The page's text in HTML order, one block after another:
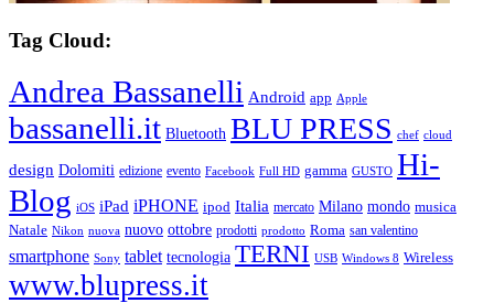
Tag Cloud:
Andrea Bassanelli Android app Apple
bassanelli.it Bluetooth BLU PRESS chef cloud
design Dolomiti edizione evento Facebook Full HD gamma GUSTO Hi-
Blog iOS iPad iPHONE ipod Italia mercato Milano mondo musica
Natale Nikon nuova nuovo ottobre prodotti prodotto Roma san valentino
smartphone Sony tablet tecnologia TERNI USB Windows 8 Wireless
www.blupress.it